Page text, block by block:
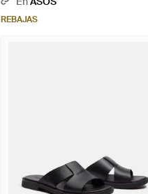
REBAJAS